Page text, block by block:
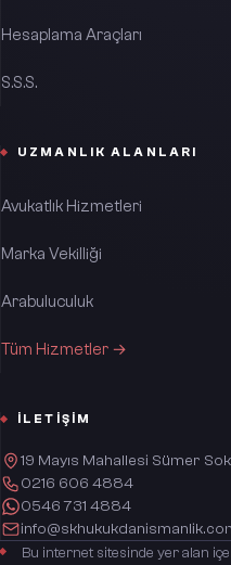
Hesaplama Araçları
S.S.S.
UZMANLIK ALANLARI
Avukatlık Hizmetleri
Marka Vekilliği
Arabuluculuk
Tüm Hizmetler →
İLETIŞIM
19 Mayıs Mahallesi Sümer
0216 606 4884
0546 731 4884
Bu internet sitesinde yer alan